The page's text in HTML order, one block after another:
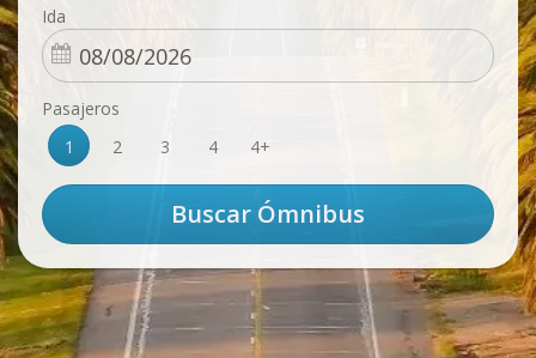
Ida
Pasajeros
1
2 3 4 4+